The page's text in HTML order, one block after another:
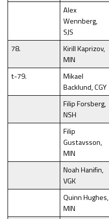
Alex
Wennberg,
SJS
78.
Kirill Kaprizov,
MIN
t-79.
Mikael
Backlund, CGY
Filip Forsberg,
NSH
Filip
Gustavsson,
MIN
Noah Hanifin,
VGK
Quinn Hughes,
MIN